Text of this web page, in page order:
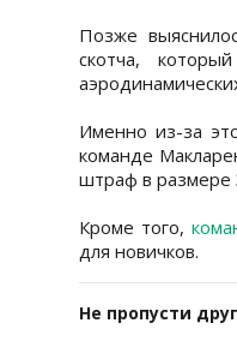
Позже
скотча,
Именно из-за
команде
штраф в размере
Кроме того,
для новичков.
Не пропусти